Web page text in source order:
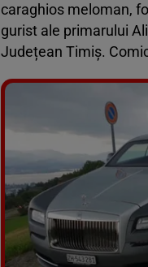
caraghios meloman,
gurist ale primarului
Județean Timiș.